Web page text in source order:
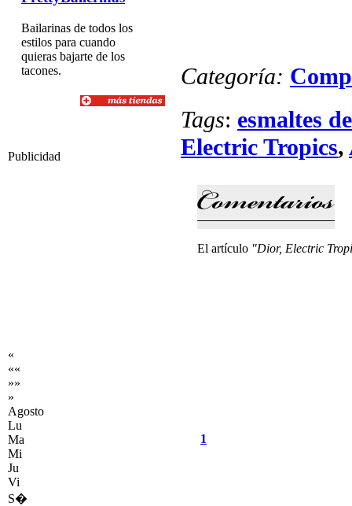
Bailarinas de todos los
estilos para cuando
quieras bajarte de los
tacones.
Publicidad
«
««
»»
»
Agosto
Lu
Ma
Mi
Ju
Vi
S�
Categoría:
Tags: esmaltes
Electric Tropics,
El artículo "Dior, Electric
1